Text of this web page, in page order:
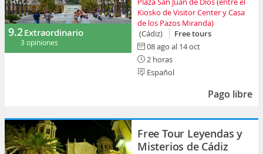
9.2Extraordinario
3 opiniones
Kiosko de Visitor Center y Casa
de los Pazos Miranda)
(Cádiz)
Free tours
08 ago al 14 oct
2 horas
Español
Pago libre
Free Tour Leyendas y
Misterios de Cádiz